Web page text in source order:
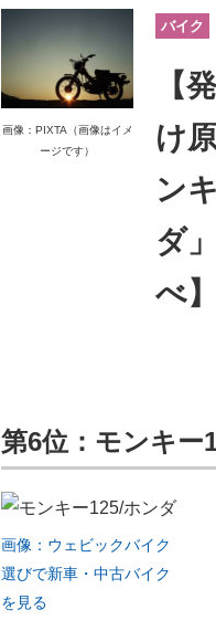
ビジネスと働き方のヒント
モノづくり技術者専門サイト
画像：PIXTA（画像はイメ
ージです）
バイク
【
け
ン
ダ
べ】
第6位：モンキー
画像：ウェビックバイク
選びで新車・中古バイク
を見る